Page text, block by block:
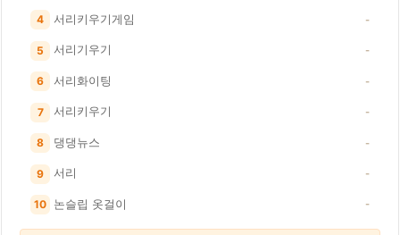
4 서리키우기게임 -
5 서리기우기 -
6 서리화이팅 -
7 서리키우기 -
8 댕댕뉴스 -
9 서리 -
10 논슬립 옷걸이 -